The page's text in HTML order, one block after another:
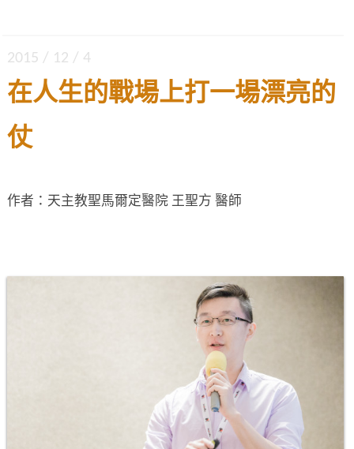
2015 / 12 / 4
在人生的戰場上打一場漂亮的
仗
作者：天主教聖馬爾定醫院 王聖方 醫師